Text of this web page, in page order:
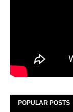
POPULAR POSTS